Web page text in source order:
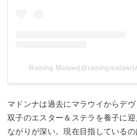
Raising Malawi(@raisingmalawi)
マドンナは過去にマラウイからデヴ
双子のエスター＆ステラを養子に
ながりが深い。現在目指している